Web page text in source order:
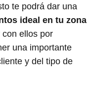
te podrá dar una
ideal en tu zona
con ellos por
una importante
y del tipo de